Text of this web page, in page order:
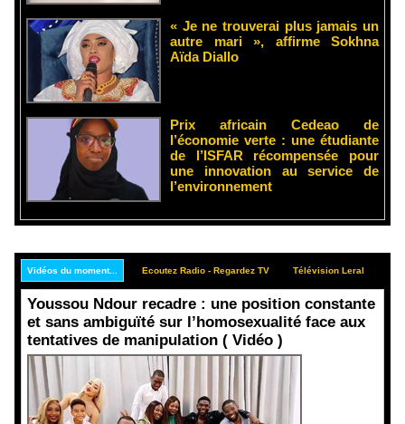
« Je ne trouverai plus jamais un
autre mari », affirme Sokhna
Aïda Diallo
Prix africain Cedeao de
l’économie verte : une étudiante
de l’ISFAR récompensée pour
une innovation au service de
l’environnement
Vidéos du moment... Ecoutez Radio - Regardez TV Télévision Leral
Youssou Ndour recadre : une position constante
et sans ambiguïté sur l’homosexualité face aux
tentatives de manipulation ( Vidéo )